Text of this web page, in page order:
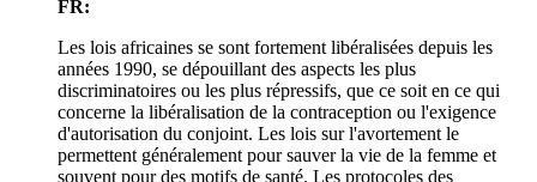
FR:
Les lois africaines se sont fortement libéralisées depuis les
années 1990, se dépouillant des aspects les plus
discriminatoires ou les plus répressifs, que ce soit en ce qui
concerne la libéralisation de la contraception ou l'exigence
d'autorisation du conjoint. Les lois sur l'avortement le
permettent généralement pour sauver la vie de la femme et
souvent pour des motifs de santé. Les protocoles des